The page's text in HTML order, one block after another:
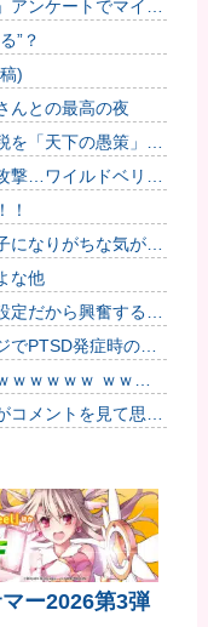
アンケートでマイケ
”？
)
んとの最高の夜
を「天下の愚策」と
撃…ワイルドベリー
！
になりがちな気がす
な他
定だから興奮するよ
でPTSD発症時の状
ｗｗｗｗｗ ｗｗｗ
コメントを見て思わ
ー2026第3弾